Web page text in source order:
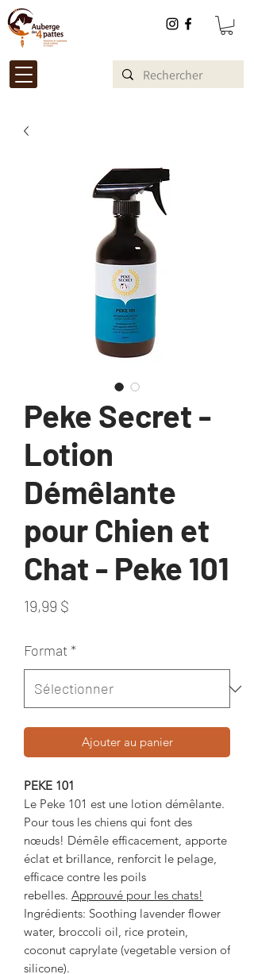
Peke Secret -
Lotion
Démêlante
pour Chien et
Chat - Peke 101
19,99 $
Format*
Ajouter au panier
PEKE 101
Le Peke 101 est une lotion démêlante.
Pour tous les chiens qui font des
nœuds! Démêle efficacement, apporte
éclat et brillance, renforcit le pelage,
efficace contre les poils
rebelles. Approuvé pour les chats!
Ingrédients: Soothing lavender flower
water, broccoli oil, rice protein,
coconut caprylate (vegetable version of
silicone).